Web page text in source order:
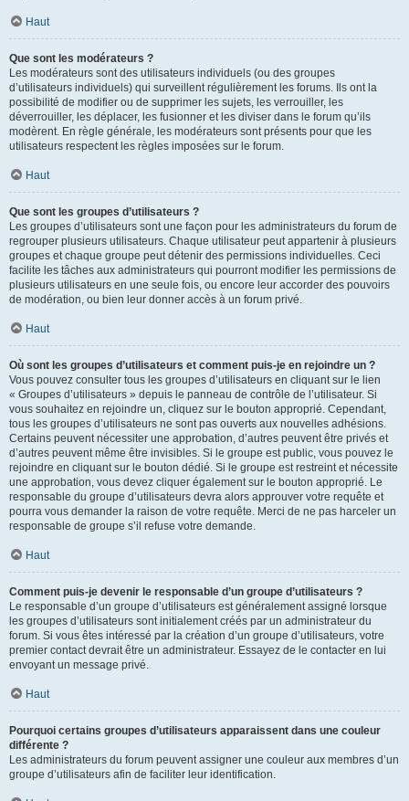
Haut
Que sont les modérateurs ?
Les modérateurs sont des utilisateurs individuels (ou des groupes
d’utilisateurs individuels) qui surveillent régulièrement les forums. Ils ont la
possibilité de modifier ou de supprimer les sujets, les verrouiller, les
déverrouiller, les déplacer, les fusionner et les diviser dans le forum qu’ils
modèrent. En règle générale, les modérateurs sont présents pour que les
utilisateurs respectent les règles imposées sur le forum.
Haut
Que sont les groupes d’utilisateurs ?
Les groupes d’utilisateurs sont une façon pour les administrateurs du forum de
regrouper plusieurs utilisateurs. Chaque utilisateur peut appartenir à plusieurs
groupes et chaque groupe peut détenir des permissions individuelles. Ceci
facilite les tâches aux administrateurs qui pourront modifier les permissions de
plusieurs utilisateurs en une seule fois, ou encore leur accorder des pouvoirs
de modération, ou bien leur donner accès à un forum privé.
Haut
Où sont les groupes d’utilisateurs et comment puis-je en rejoindre un ?
Vous pouvez consulter tous les groupes d’utilisateurs en cliquant sur le lien
« Groupes d’utilisateurs » depuis le panneau de contrôle de l’utilisateur. Si
vous souhaitez en rejoindre un, cliquez sur le bouton approprié. Cependant,
tous les groupes d’utilisateurs ne sont pas ouverts aux nouvelles adhésions.
Certains peuvent nécessiter une approbation, d’autres peuvent être privés et
d’autres peuvent même être invisibles. Si le groupe est public, vous pouvez le
rejoindre en cliquant sur le bouton dédié. Si le groupe est restreint et nécessite
une approbation, vous devez cliquer également sur le bouton approprié. Le
responsable du groupe d’utilisateurs devra alors approuver votre requête et
pourra vous demander la raison de votre requête. Merci de ne pas harceler un
responsable de groupe s’il refuse votre demande.
Haut
Comment puis-je devenir le responsable d’un groupe d’utilisateurs ?
Le responsable d’un groupe d’utilisateurs est généralement assigné lorsque
les groupes d’utilisateurs sont initialement créés par un administrateur du
forum. Si vous êtes intéressé par la création d’un groupe d’utilisateurs, votre
premier contact devrait être un administrateur. Essayez de le contacter en lui
envoyant un message privé.
Haut
Pourquoi certains groupes d’utilisateurs apparaissent dans une couleur
différente ?
Les administrateurs du forum peuvent assigner une couleur aux membres d’un
groupe d’utilisateurs afin de faciliter leur identification.